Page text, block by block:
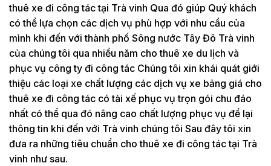
thuê xe đi công tác tại Trà vinh Qua đó giúp Quý khách
có thể lựa chọn các dịch vụ phù hợp với nhu cầu của
mình khi đến với thành phố Sông nước Tây Đô Trà vinh
của chúng tôi qua nhiều năm cho thuê xe du lịch và
phục vụ công ty đi công tác Chúng tôi xin khái quát giới
thiệu các loại xe chất lượng các dịch vụ xe bảng giá cho
thuê xe đi công tác có tài xế phục vụ trọn gói chu đáo
nhất có thể qua đó nâng cao chất lượng phục vụ để lại
thông tin khi đến với Trà vinh chúng tôi Sau đây tôi xin
đưa ra những tiêu chuẩn cho thuê xe đi công tác tại Trà
vinh như sau.